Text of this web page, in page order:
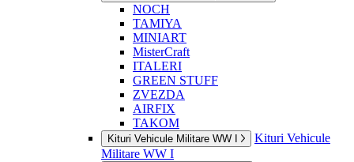
NOCH
TAMIYA
MINIART
MisterCraft
ITALERI
GREEN STUFF
ZVEZDA
AIRFIX
TAKOM
Kituri Vehicule Militare WW I
Kituri Vehicule
Militare WW I